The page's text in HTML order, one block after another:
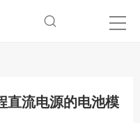
流电源的电池模